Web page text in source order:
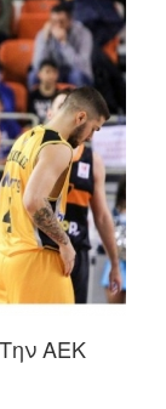
ΑΕΚ